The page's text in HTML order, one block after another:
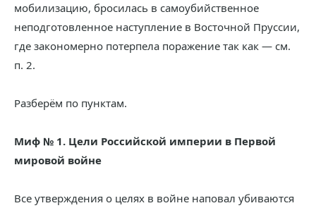
мобилизацию, бросилась в самоубийственное
неподготовленное наступление в Восточной Пруссии,
где закономерно потерпела поражение так как — см.
п. 2.
Разберём по пунктам.
Миф № 1. Цели Российской империи в Первой
мировой войне
Все утверждения о целях в войне наповал убиваются